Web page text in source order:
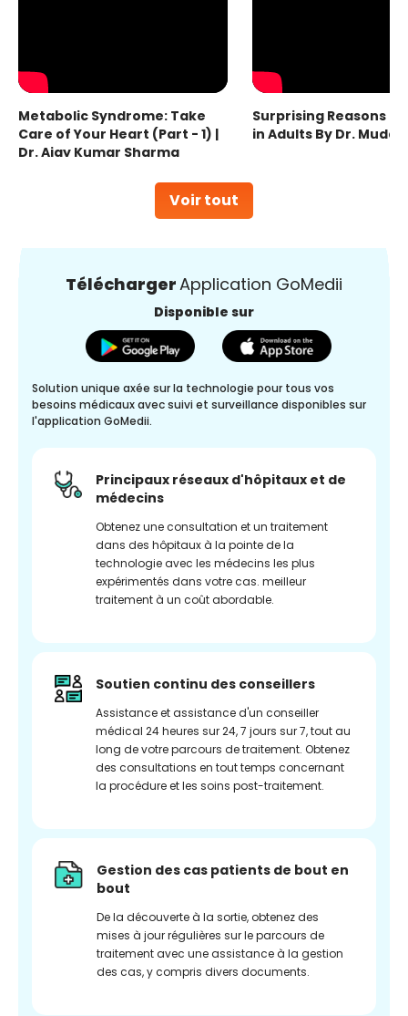
Voir tout
Metabolic Syndrome: Take
Care of Your Heart (Part - 1) |
Dr. Ajay Kumar Sharma
Surprising Reasons
in Adults By Dr.
TéléchargerApplication GoMedii
Disponible sur
Solution unique axée sur la technologie pour tous vos
besoins médicaux avec suivi et surveillance disponibles sur
l'application GoMedii.
Principaux réseaux d'hôpitaux et de
médecins
Obtenez une consultation et un traitement
dans des hôpitaux à la pointe de la
technologie avec les médecins les plus
expérimentés dans votre cas. meilleur
traitement à un coût abordable.
Soutien continu des conseillers
Assistance et assistance d'un conseiller
médical 24 heures sur 24, 7 jours sur 7, tout au
long de votre parcours de traitement. Obtenez
des consultations en tout temps concernant
la procédure et les soins post-traitement.
Gestion des cas patients de bout en
bout
De la découverte à la sortie, obtenez des
mises à jour régulières sur le parcours de
traitement avec une assistance à la gestion
des cas, y compris divers documents.